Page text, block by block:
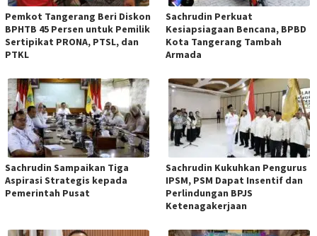
Pemkot Tangerang Beri Diskon
BPHTB 45 Persen untuk Pemilik
Sertipikat PRONA, PTSL, dan
PTKL
Sachrudin Perkuat
Kesiapsiagaan Bencana, BPBD
Kota Tangerang Tambah
Armada
Sachrudin Sampaikan Tiga
Aspirasi Strategis kepada
Pemerintah Pusat
Sachrudin Kukuhkan Pengurus
IPSM, PSM Dapat Insentif dan
Perlindungan BPJS
Ketenagakerjaan